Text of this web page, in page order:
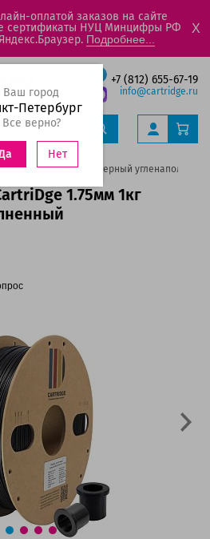
оплатой заказов на сайте
сертификаты НУЦ Минцифры РФ
Подробнее...
X
+7 (812) 655-67-19
info@cartridge.ru
Ваш город
Петербург
Все верно?
Нет
CartriDge 1.75мм 1кг черный
1.75мм 1кг